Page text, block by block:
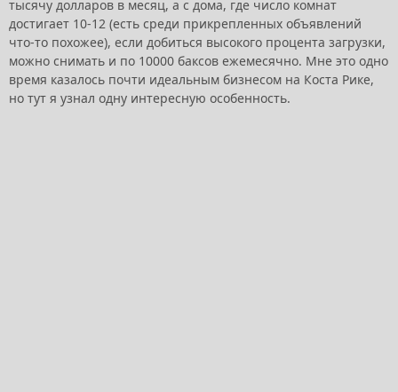
тысячу долларов в месяц, а с дома, где число комнат
достигает 10-12 (есть среди прикрепленных объявлений
что-то похожее), если добиться высокого процента загрузки,
можно снимать и по 10000 баксов ежемесячно. Мне это одно
время казалось почти идеальным бизнесом на Коста Рике,
но тут я узнал одну интересную особенность.